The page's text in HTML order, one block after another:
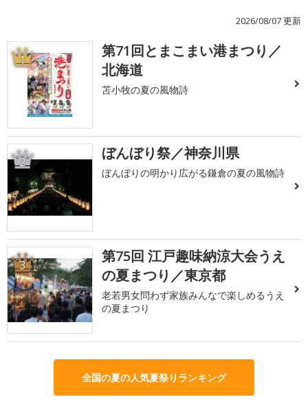
2026/08/07 更新
1
第71回とまこまい港まつり／
北海道
苫小牧の夏の風物詩
2 ぼんぼり祭／神奈川県
ぼんぼりの明かり広がる鎌倉の夏の風物詩
3
第75回 江戸趣味納涼大会うえ
の夏まつり／東京都
老若男女問わず家族みんなで楽しめるうえ
の夏まつり
全国の夏の人気夏祭りランキング